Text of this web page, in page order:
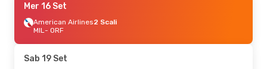
Mer 23 Set
American Airlines1 Scalo
MIL- ORF
ORF- MIL
Mer 16 Set
American Airlines2 Scali
MIL- ORF
Sab 19 Set